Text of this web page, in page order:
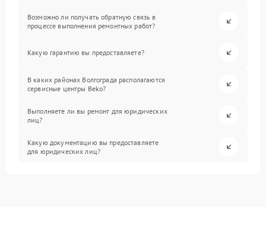
Возможно ли получать обратную связь в
процессе выполнения ремонтных работ?
Какую гарантию вы предоставляете?
В каких районах Волгограда располагаются
сервисные центры Beko?
Выполняете ли вы ремонт для юридических
лиц?
Какую документацию вы предоставляете
для юридических лиц?